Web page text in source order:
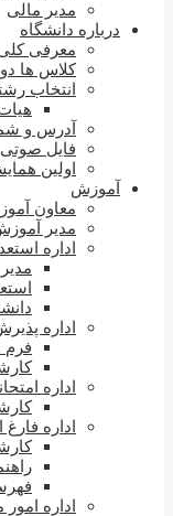
مدیر مالی
درباره دانشگاه
معرفی
کلاس ها
انتخاب
آدرس و
فایل
اولین
آموزش
معاون
مدیر
اداره
اداره
فرم
اداره
اداره
اداره